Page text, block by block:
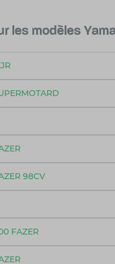
les modèles
98CV
FAZER